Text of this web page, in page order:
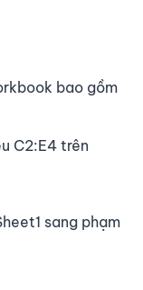
bao gồm
C2:E4 trên
sang phạm